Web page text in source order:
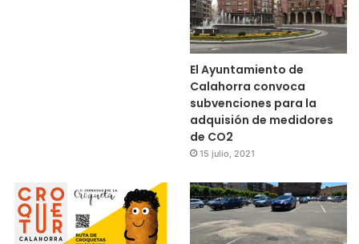
El Ayuntamiento de
Calahorra convoca
subvenciones para la
adquisión de medidores
de CO2
15 julio, 2021